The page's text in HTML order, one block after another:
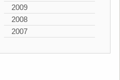
2009
2008
2007